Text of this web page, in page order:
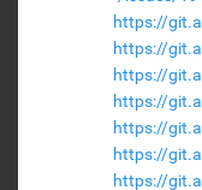
https://
https://
https://
https://
https://
https://
https://